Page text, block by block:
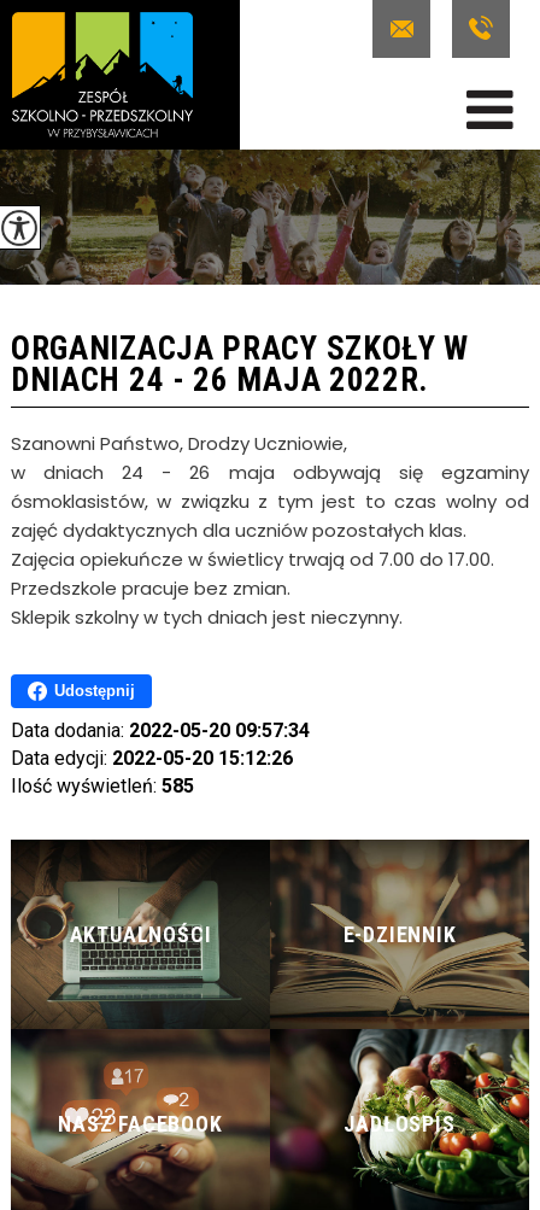
ORGANIZACJA PRACY SZKOŁY W
DNIACH 24 - 26 MAJA 2022R.
Szanowni Państwo, Drodzy Uczniowie,
w dniach 24 - 26 maja odbywają się egzaminy
ósmoklasistów, w związku z tym jest to czas wolny od
zajęć dydaktycznych dla uczniów pozostałych klas.
Zajęcia opiekuńcze w świetlicy trwają od 7.00 do 17.00.
Przedszkole pracuje bez zmian.
Sklepik szkolny w tych dniach jest nieczynny.
Udostępnij
Data dodania: 2022-05-20 09:57:34
Data edycji: 2022-05-20 15:12:26
Ilość wyświetleń: 585
AKTUALNOŚCI E-DZIENNIK
NASZ FACEBOOK JADŁOSPIS